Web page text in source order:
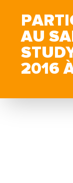
AU
2016